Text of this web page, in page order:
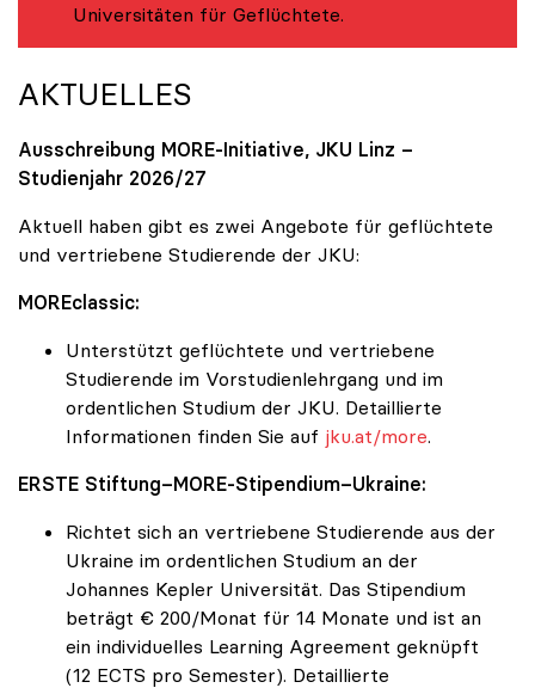
Universitäten für Geflüchtete.
AKTUELLES
Ausschreibung MORE-Initiative, JKU Linz –
Studienjahr 2026/27
Aktuell haben gibt es zwei Angebote für geflüchtete
und vertriebene Studierende der JKU:
MOREclassic:
Unterstützt geflüchtete und vertriebene
Studierende im Vorstudienlehrgang und im
ordentlichen Studium der JKU. Detaillierte
Informationen finden Sie auf jku.at/more.
ERSTE Stiftung–MORE-Stipendium–Ukraine:
Richtet sich an vertriebene Studierende aus der
Ukraine im ordentlichen Studium an der
Johannes Kepler Universität. Das Stipendium
beträgt € 200/Monat für 14 Monate und ist an
ein individuelles Learning Agreement geknüpft
(12 ECTS pro Semester). Detaillierte